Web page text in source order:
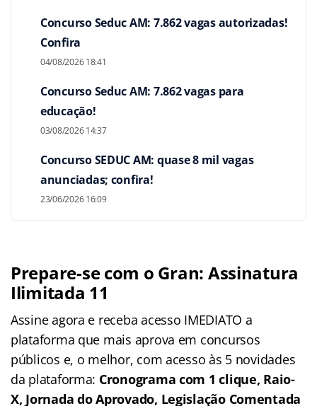
Concurso Seduc AM: 7.862 vagas autorizadas!
Confira
04/08/2026 18:41
Concurso Seduc AM: 7.862 vagas para
educação!
03/08/2026 14:37
Concurso SEDUC AM: quase 8 mil vagas
anunciadas; confira!
23/06/2026 16:09
Prepare-se com o Gran: Assinatura
Ilimitada 11
Assine agora e receba acesso IMEDIATO a
plataforma que mais aprova em concursos
públicos e, o melhor, com acesso às 5 novidades
da plataforma: Cronograma com 1 clique, Raio-
X, Jornada do Aprovado, Legislação Comentada